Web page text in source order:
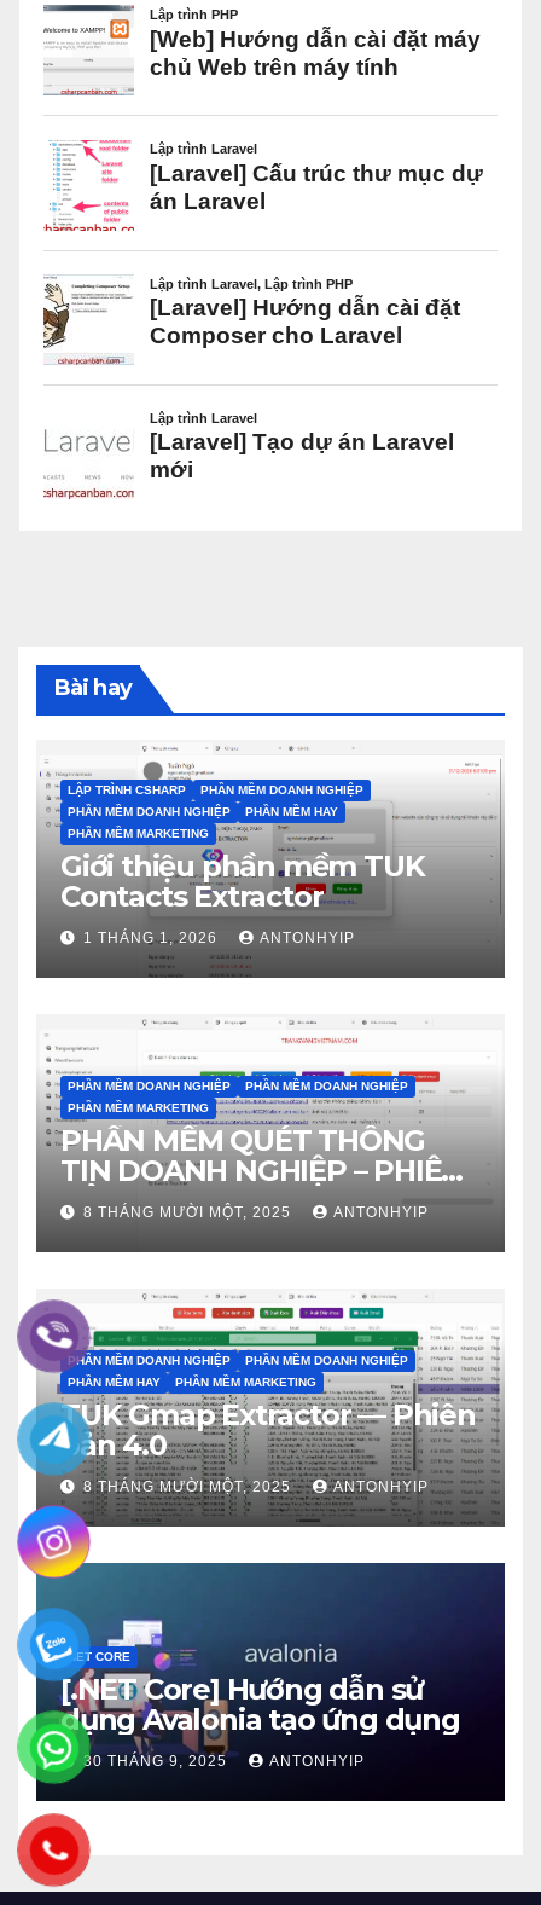
Bài hay
LẬP TRÌNH CSHARP
PHẦN MỀM DOANH NGHIỆP
PHẦN MỀM DOANH NGHIỆP
PHẦN MỀM HAY
PHẦN MỀM MARKETING
Giới thiệu phần mềm TUK
Contacts Extractor
1 THÁNG 1, 2026 ANTONHYIP
PHẦN MỀM DOANH NGHIỆP
PHẦN MỀM DOANH NGHIỆP
PHẦN MỀM MARKETING
PHẦN MỀM QUÉT THÔNG
TIN DOANH NGHIỆP – PHIÊN
BẢN 4.0
8 THÁNG MƯỜI MỘT, 2025 ANTONHYIP
PHẦN MỀM DOANH NGHIỆP
PHẦN MỀM DOANH NGHIỆP
PHẦN MỀM HAY
PHẦN MỀM MARKETING
TUK Gmap Extractor — Phiên
bản 4.0
8 THÁNG MƯỜI MỘT, 2025 ANTONHYIP
NET CORE
[.NET Core] Hướng dẫn sử
dụng Avalonia tạo ứng dụng
30 THÁNG 9, 2025 ANTONHYIP